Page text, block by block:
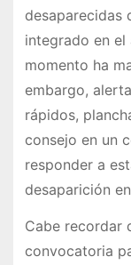
desaparecidas
integrado en el
momento ha
embargo,
rápidos,
consejo en un
responder a
desaparición
Cabe recordar
convocatoria